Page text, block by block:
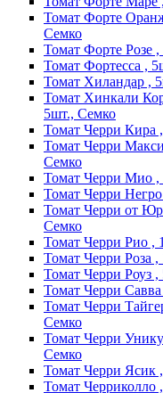
Томат Форте
Семко
Томат Форте Розе
Томат Фортесса ,
Томат Хиландар ,
Томат Хинкали
5шт., Семко
Томат Черри Кира
Томат Черри
Семко
Томат Черри Мио ,
Томат Черри
Томат Черри от
Семко
Томат Черри Рио ,
Томат Черри Роза
Томат Черри Роуз
Томат Черри
Томат Черри
Семко
Томат Черри
Семко
Томат Черри Ясик
Томат Черриколло